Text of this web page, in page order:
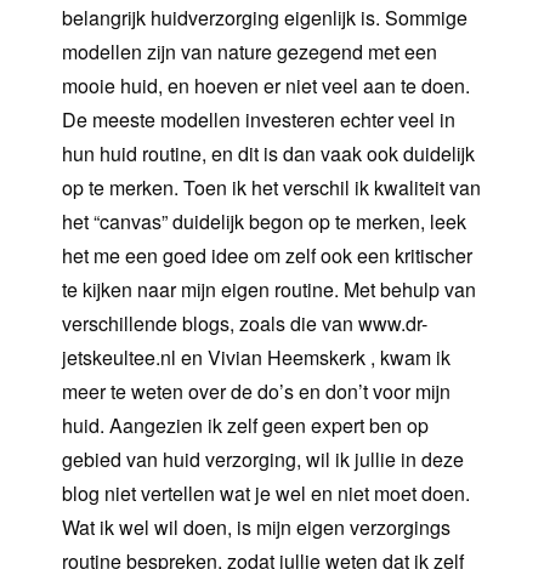
belangrijk huidverzorging eigenlijk is. Sommige
modellen zijn van nature gezegend met een
mooie huid, en hoeven er niet veel aan te doen.
De meeste modellen investeren echter veel in
hun huid routine, en dit is dan vaak ook duidelijk
op te merken. Toen ik het verschil ik kwaliteit van
het “canvas” duidelijk begon op te merken, leek
het me een goed idee om zelf ook een kritischer
te kijken naar mijn eigen routine. Met behulp van
verschillende blogs, zoals die van www.dr-
jetskeultee.nl en Vivian Heemskerk , kwam ik
meer te weten over de do’s en don’t voor mijn
huid. Aangezien ik zelf geen expert ben op
gebied van huid verzorging, wil ik jullie in deze
blog niet vertellen wat je wel en niet moet doen.
Wat ik wel wil doen, is mijn eigen verzorgings
routine bespreken, zodat jullie weten dat ik zelf